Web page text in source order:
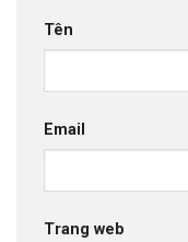
Tên
Email
Trang web